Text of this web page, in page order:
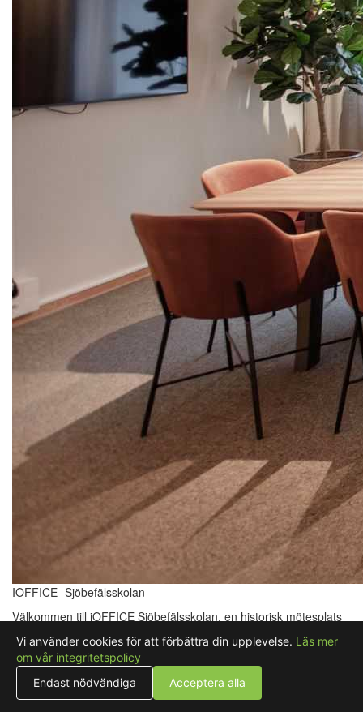
IOFFICE -Sjöbefälsskolan
Välkommen till iOFFICE Sjöbefälsskolan, en historisk mötesplats
på Kvarnberget i centrala Göteborg med fantastisk utsikt över
älven. Den tidigare Navigationsskolan har förvandlats till en
modern och funktionell mötesanläggning, där havets närhet och
historiens vingslag skapar en inspirerande atmosfär. Här erbjuder
vi flera mötes- och konferensrum i olika storlekar, utrustade med
Vi använder cookies för att förbättra din upplevelse. Läs mer
om vår integritetspolicy
Endast nödvändiga
Acceptera alla